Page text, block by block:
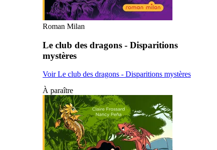
Roman Milan
Le club des dragons - Disparitions
mystères
Voir Le club des dragons - Disparitions mystères
À paraître